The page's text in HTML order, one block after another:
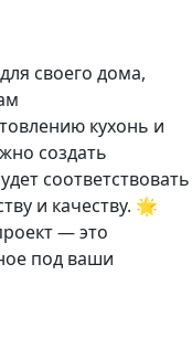
своего дома,
кухонь и
создать
соответствовать
и качеству. 🌟
— это
под ваши